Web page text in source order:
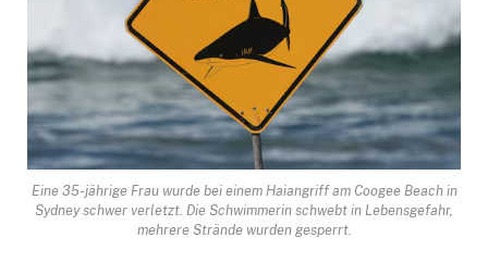
Eine 35-jährige Frau wurde bei einem Haiangriff am Coogee Beach in
Sydney schwer verletzt. Die Schwimmerin schwebt in Lebensgefahr,
mehrere Strände wurden gesperrt.